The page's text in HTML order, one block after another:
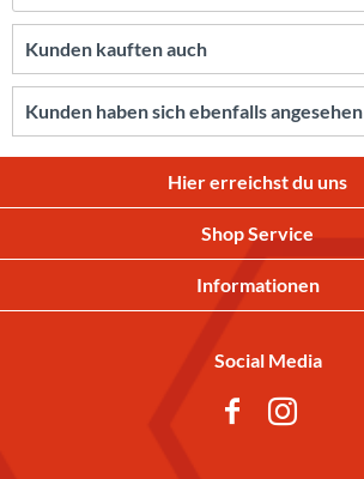
Kunden kauften auch
Kunden haben sich ebenfalls angesehen
Hier erreichst du uns
Shop Service
Informationen
Social Media